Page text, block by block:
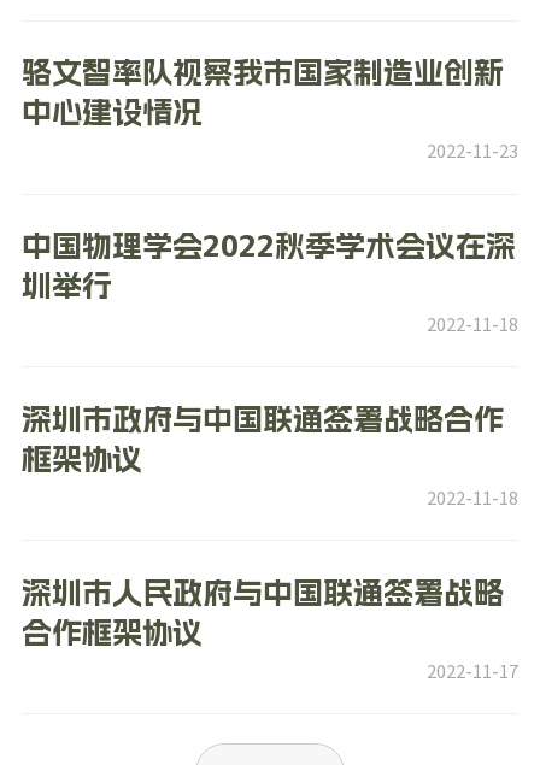
2022-11-23
骆文智率队视察我市国家制造业创新
中心建设情况
2022-11-18
中国物理学会2022秋季学术会议在深
圳举行
2022-11-18
深圳市政府与中国联通签署战略合作
框架协议
2022-11-17
深圳市人民政府与中国联通签署战略
合作框架协议